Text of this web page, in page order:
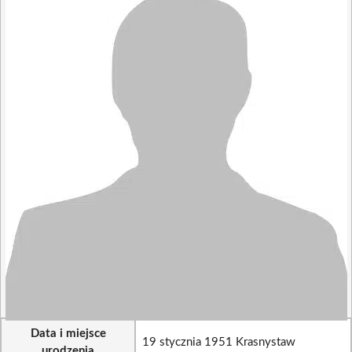
Data i miejsce
19 stycznia 1951 Krasnystaw